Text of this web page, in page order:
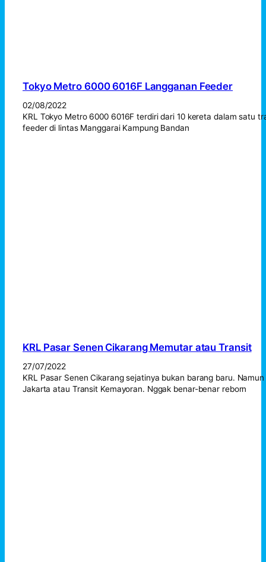
Tokyo Metro 6000 6016F Langganan Feeder
02/08/2022
KRL Tokyo Metro 6000 6016F terdiri dari 10 kereta dalam satu
feeder di lintas Manggarai Kampung Bandan
KRL Pasar Senen Cikarang Memutar atau Transit
27/07/2022
KRL Pasar Senen Cikarang sejatinya bukan barang baru.
Jakarta atau Transit Kemayoran. Nggak benar-benar reborn